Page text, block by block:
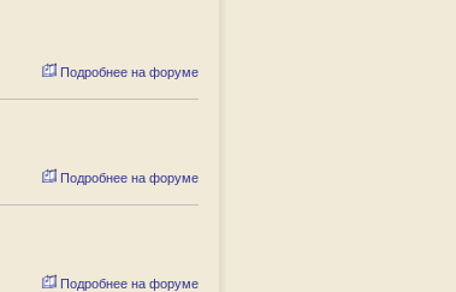
Подробнее на форуме
Подробнее на форуме
Подробнее на форуме